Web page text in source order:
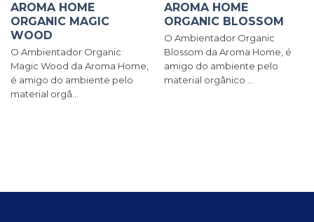
AROMA HOME
ORGANIC MAGIC
WOOD
O Ambientador Organic
Magic Wood da Aroma Home,
é amigo do ambiente pelo
material orgâ...
AROMA HOME
ORGANIC BLOSSOM
O Ambientador Organic
Blossom da Aroma Home, é
amigo do ambiente pelo
material orgânico ...